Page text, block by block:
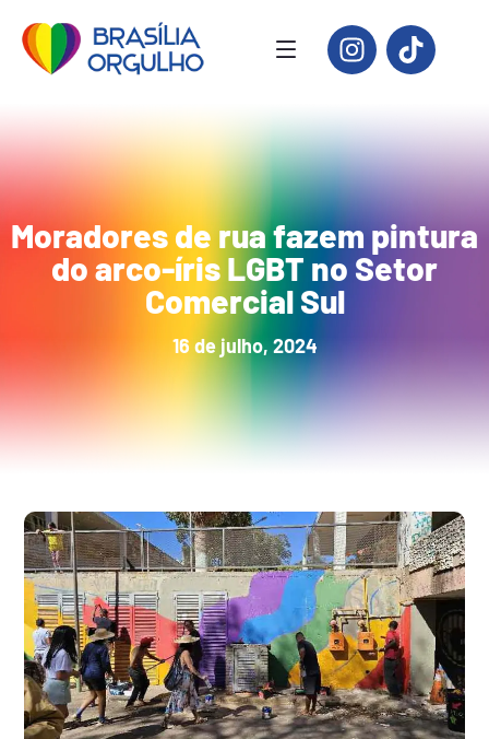
Moradores de rua fazem pintura
do arco-íris LGBT no Setor
Comercial Sul
16 de julho, 2024